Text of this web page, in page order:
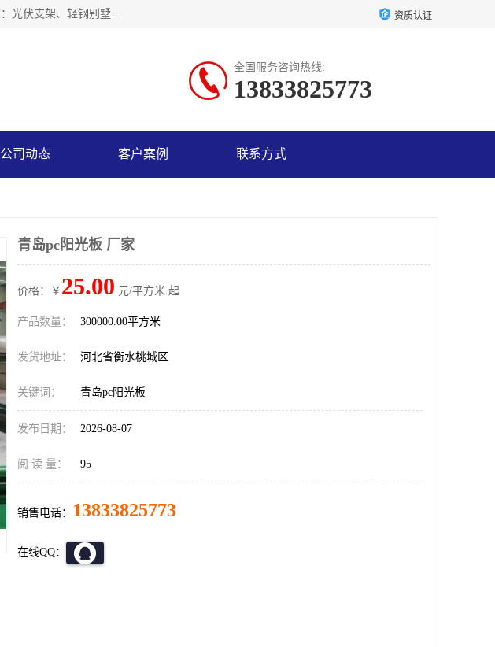
神龙拜耳科技衡水股份有限公司河北一家生产光伏支架，轻钢别墅，阳光板、耐力板的公司，主要产品有：光伏支架、轻钢别墅、阳光板、耐力板、采光板等，公司参与制定了多项标准。 资质认证
全国服务咨询热线:
13833825773
公司动态 客户案例 联系方式
青岛pc阳光板 厂家
价格：￥ 25.00 元/平方米 起
产品数量： 300000.00平方米
发货地址： 河北省衡水桃城区
关键词： 青岛pc阳光板
发布日期： 2026-08-07
阅 读 量： 95
销售电话： 13833825773
在线QQ：